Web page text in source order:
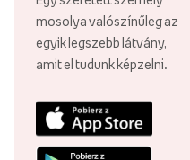
mosolya valószínűleg az
egyik legszebb látvány,
amit el tudunk képzelni.